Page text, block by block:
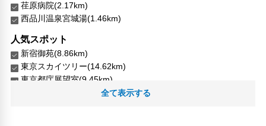
荏原病院(2.17km)
西品川温泉宮城湯(1.46km)
人気スポット
新宿御苑(8.86km)
東京スカイツリー(14.62km)
東京都庁展望室(9.45km)
全て表示する